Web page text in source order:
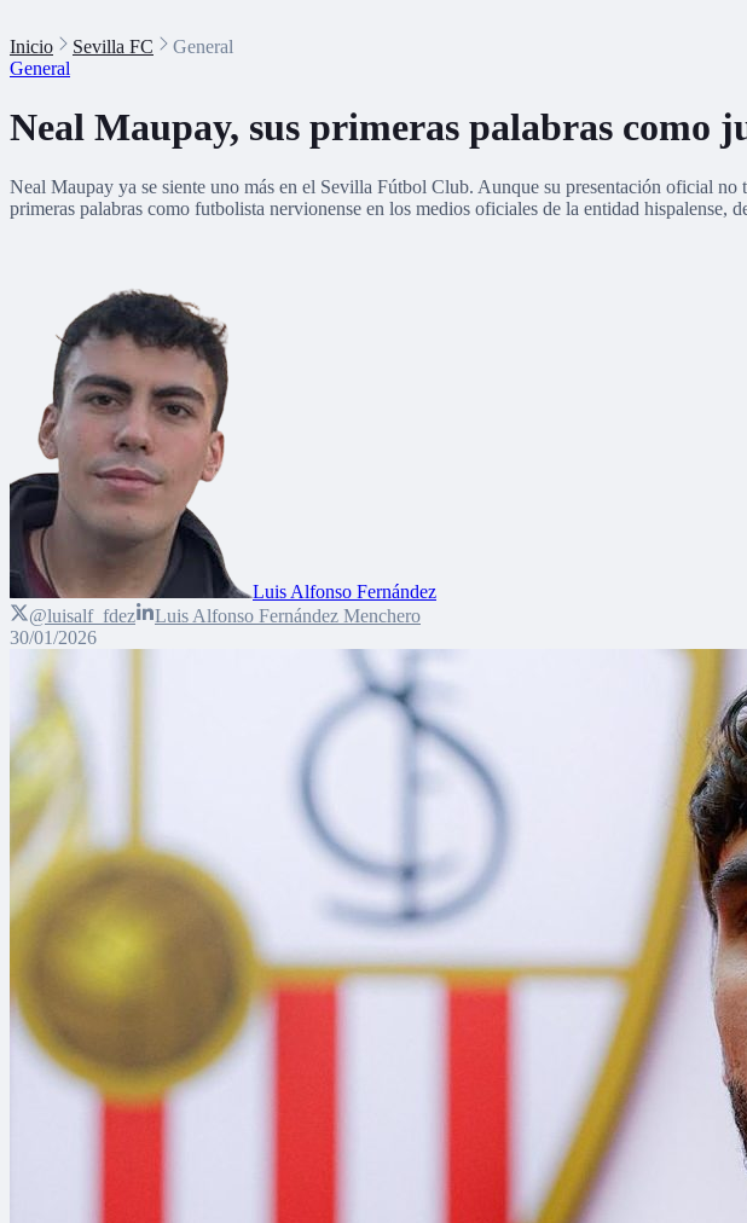
Inicio Sevilla FC
General
General
Neal Maupay, sus primeras palabras como
Neal Maupay ya se siente uno más en el Sevilla Fútbol Club. Aunque su presentación oficial
primeras palabras como futbolista nervionense en los medios oficiales de la entidad hispalense,
Luis Alfonso Fernández
@luisalf_fdez
Luis Alfonso Fernández Menchero
30/01/2026